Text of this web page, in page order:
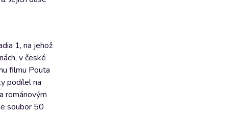
1, na jehož
v české
filmu Pouta
podílel na
románovým
soubor 50